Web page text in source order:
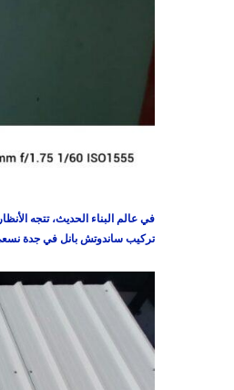
في عالم البناء الحديث، تتجه
تركيب ساندوتش بانل في جدة